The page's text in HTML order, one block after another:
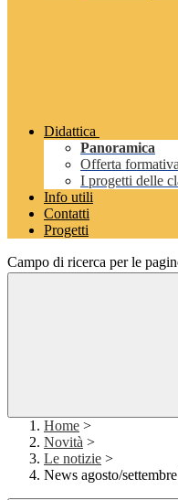
Didattica
Panoramica
Offerta formativa
I progetti delle
Info utili
Contatti
Progetti
Campo di ricerca per le
Home >
Novità >
Le notizie >
News agosto/